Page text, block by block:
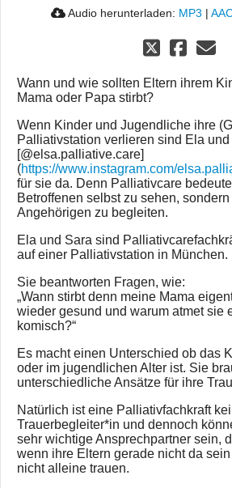
Audio herunterladen: MP3 |
Wann und wie sollten Eltern ihrem
Mama oder Papa stirbt?
Wenn Kinder und Jugendliche ihre
Palliativstation verlieren sind Ela
[@elsa.palliative.care]
(https://www.instagram.com/
für sie da. Denn Palliativcare
Betroffenen selbst zu sehen,
Angehörigen zu begleiten.
Ela und Sara sind
auf einer Palliativstation in München.
Sie beantworten Fragen, wie:
„Wann stirbt denn meine Mama
wieder gesund und warum atmet sie
komisch?“
Es macht einen Unterschied ob das
oder im jugendlichen Alter ist. Sie
unterschiedliche Ansätze für ihre
Natürlich ist eine Palliativfachkraft
Trauerbegleiter*in und dennoch
sehr wichtige Ansprechpartner sein,
wenn ihre Eltern gerade nicht da
nicht alleine trauen.